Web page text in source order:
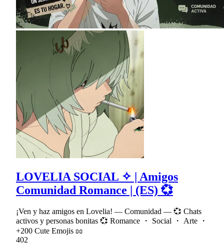
LOVELIA SOCIAL ✧ | Amigos
Comunidad Romance | (ES) 💞
¡Ven y haz amigos en Lovelia! — Comunidad — 💞 Chats
activos y personas bonitas 💞 Romance ・ Social ・ Arte ・
+200 Cute Emojis ʚɞ
402